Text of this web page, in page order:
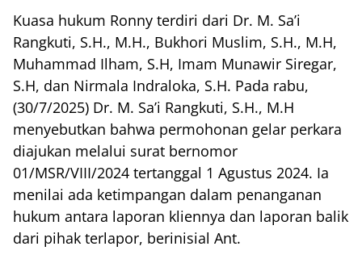
Kuasa hukum Ronny terdiri dari Dr. M. Sa’i
Rangkuti, S.H., M.H., Bukhori Muslim, S.H., M.H,
Muhammad Ilham, S.H, Imam Munawir Siregar,
S.H, dan Nirmala Indraloka, S.H. Pada rabu,
(30/7/2025) Dr. M. Sa’i Rangkuti, S.H., M.H
menyebutkan bahwa permohonan gelar perkara
diajukan melalui surat bernomor
01/MSR/VIII/2024 tertanggal 1 Agustus 2024. Ia
menilai ada ketimpangan dalam penanganan
hukum antara laporan kliennya dan laporan balik
dari pihak terlapor, berinisial Ant.